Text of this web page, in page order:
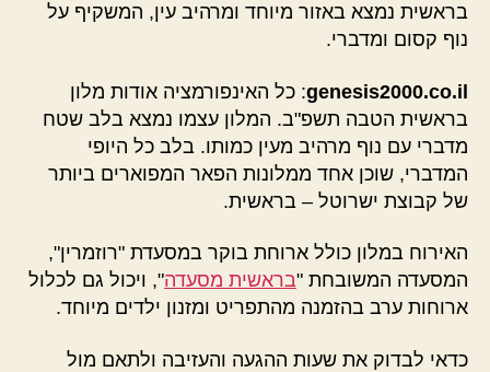
בראשית נמצא באזור מיוחד ומרהיב עין, המשקיף על
נוף קסום ומדברי.
genesis2000.co.il: כל האינפורמציה אודות מלון
בראשית הטבה תשפ"ב. המלון עצמו נמצא בלב שטח
מדברי עם נוף מרהיב מעין כמותו. בלב כל היופי
המדברי, שוכן אחד ממלונות הפאר המפוארים ביותר
של קבוצת ישרוטל – בראשית.
האירוח במלון כולל ארוחת בוקר במסעדת "רוזמרין",
המסעדה המשובחת "בראשית מסעדה", ויכול גם לכלול
ארוחות ערב בהזמנה מהתפריט ומזנון ילדים מיוחד.
כדאי לבדוק את שעות ההגעה והעזיבה ולתאם מול